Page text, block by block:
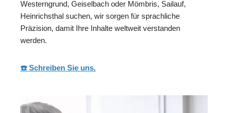
Westerngrund, Geiselbach oder Mömbris, Sailauf,
Heinrichsthal suchen, wir sorgen für sprachliche
Präzision, damit Ihre Inhalte weltweit verstanden
werden.
☎️ Schreiben Sie uns.